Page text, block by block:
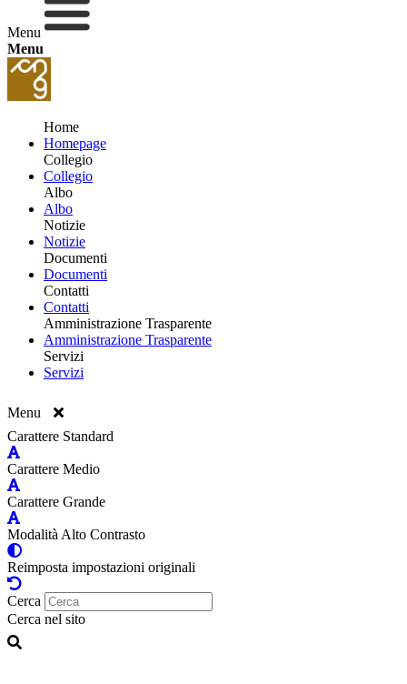
Menu
Menu
Home
Homepage
Collegio
Collegio
Albo
Albo
Notizie
Notizie
Documenti
Documenti
Contatti
Contatti
Amministrazione Trasparente
Amministrazione Trasparente
Servizi
Servizi
Menu
Carattere Standard
Carattere Medio
Carattere Grande
Modalità Alto Contrasto
Reimposta impostazioni originali
Cerca
Cerca nel sito